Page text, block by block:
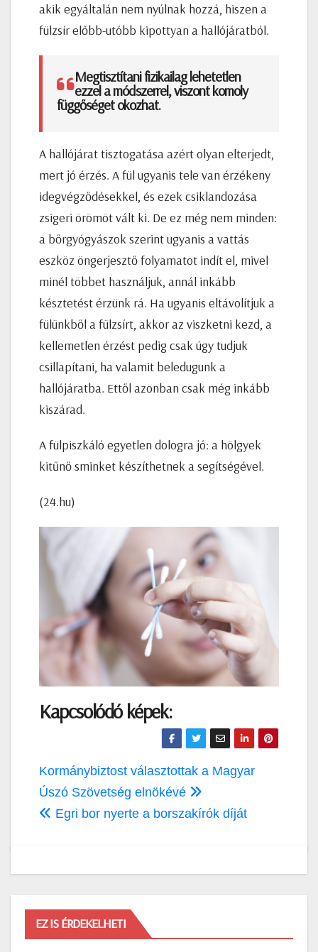
akik egyáltalán nem nyúlnak hozzá, hiszen a
fülzsír előbb-utóbb kipottyan a hallójáratból.
Megtisztítani fizikailag lehetetlen
ezzel a módszerrel, viszont komoly
függőséget okozhat.
A hallójárat tisztogatása azért olyan elterjedt,
mert jó érzés. A fül ugyanis tele van érzékeny
idegvégződésekkel, és ezek csiklandozása
zsigeri örömöt vált ki. De ez még nem minden:
a bőrgyógyászok szerint ugyanis a vattás
eszköz öngerjesztő folyamatot indít el, mivel
minél többet használjuk, annál inkább
késztetést érzünk rá. Ha ugyanis eltávolítjuk a
fülünkből a fülzsírt, akkor az viszketni kezd, a
kellemetlen érzést pedig csak úgy tudjuk
csillapítani, ha valamit beledugunk a
hallójáratba. Ettől azonban csak még inkább
kiszárad.
A fülpiszkáló egyetlen dologra jó: a hölgyek
kitűnő sminket készíthetnek a segítségével.
(24.hu)
Kapcsolódó képek:
Bejegyzés
navigáció
Kormánybiztost választottak a Magyar
Úszó Szövetség elnökévé
Egri bor nyerte a borszakírók díját
EZ IS ÉRDEKELHETI